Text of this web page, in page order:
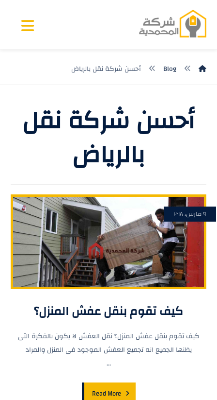
Blog أحسن شركة نقل بالرياض
أحسن شركة نقل
بالرياض
كيف تقوم بنقل عفش المنزل؟
٩ مارس، ٢٠١٨
كيف تقوم بنقل عفش المنزل؟ نقل العفش لا يكون بالفكرة التى
يظنها الجميع انه تجميع العفش الموجود فى المنزل والمراد
...
Read More